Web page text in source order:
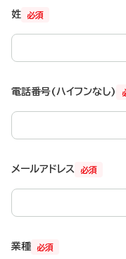
必須
姓
電話番号(ハイフンなし)
必須
メールアドレス
必須
業種